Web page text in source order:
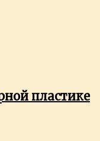
пластике